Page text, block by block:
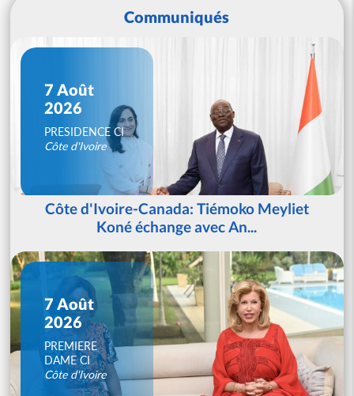
Communiqués
7 Août
2026
PRESIDENCE CI
Côte d'Ivoire
Côte d'Ivoire-Canada: Tiémoko Meyliet
Koné échange avec An...
7 Août
2026
PREMIERE
DAME CI
Côte d'Ivoire